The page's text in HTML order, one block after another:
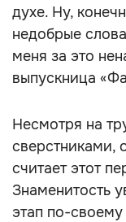
духе. Ну,
недобрые
меня за это
выпускница
Несмотря на
сверстниками,
считает этот
Знаменитость
этап по-